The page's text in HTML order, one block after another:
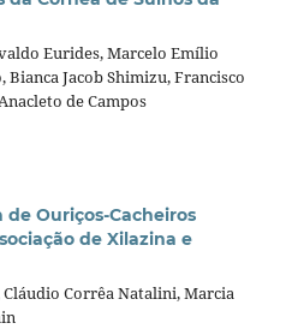
Eurides, Marcelo Emílio
Bianca Jacob Shimizu, Francisco
de Campos
Ouriços-Cacheiros
de Xilazina e
Corrêa Natalini, Marcia